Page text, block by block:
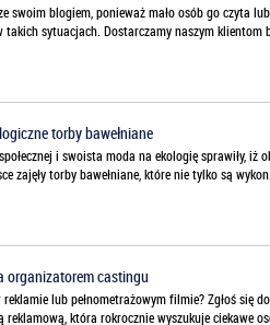
swoim blogiem, ponieważ mało osób go czyta
sytuacjach. Dostarczamy naszym klientom
torby bawełniane
i swoista moda na ekologię sprawiły,
zajęły torby bawełniane, które nie tylko są wykon...
organizatorem castingu
lub pełnometrażowym filmie? Zgłoś się
która rokrocznie wyszukuje ciekawe